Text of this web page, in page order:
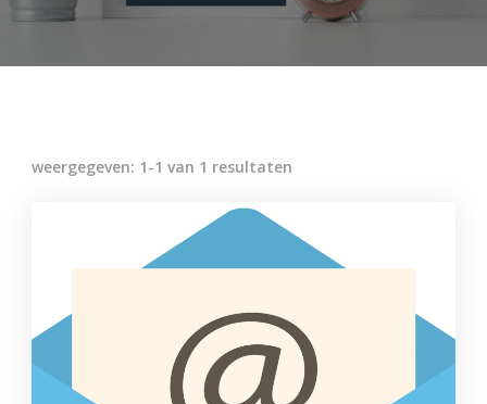
weergegeven: 1-1 van 1 resultaten